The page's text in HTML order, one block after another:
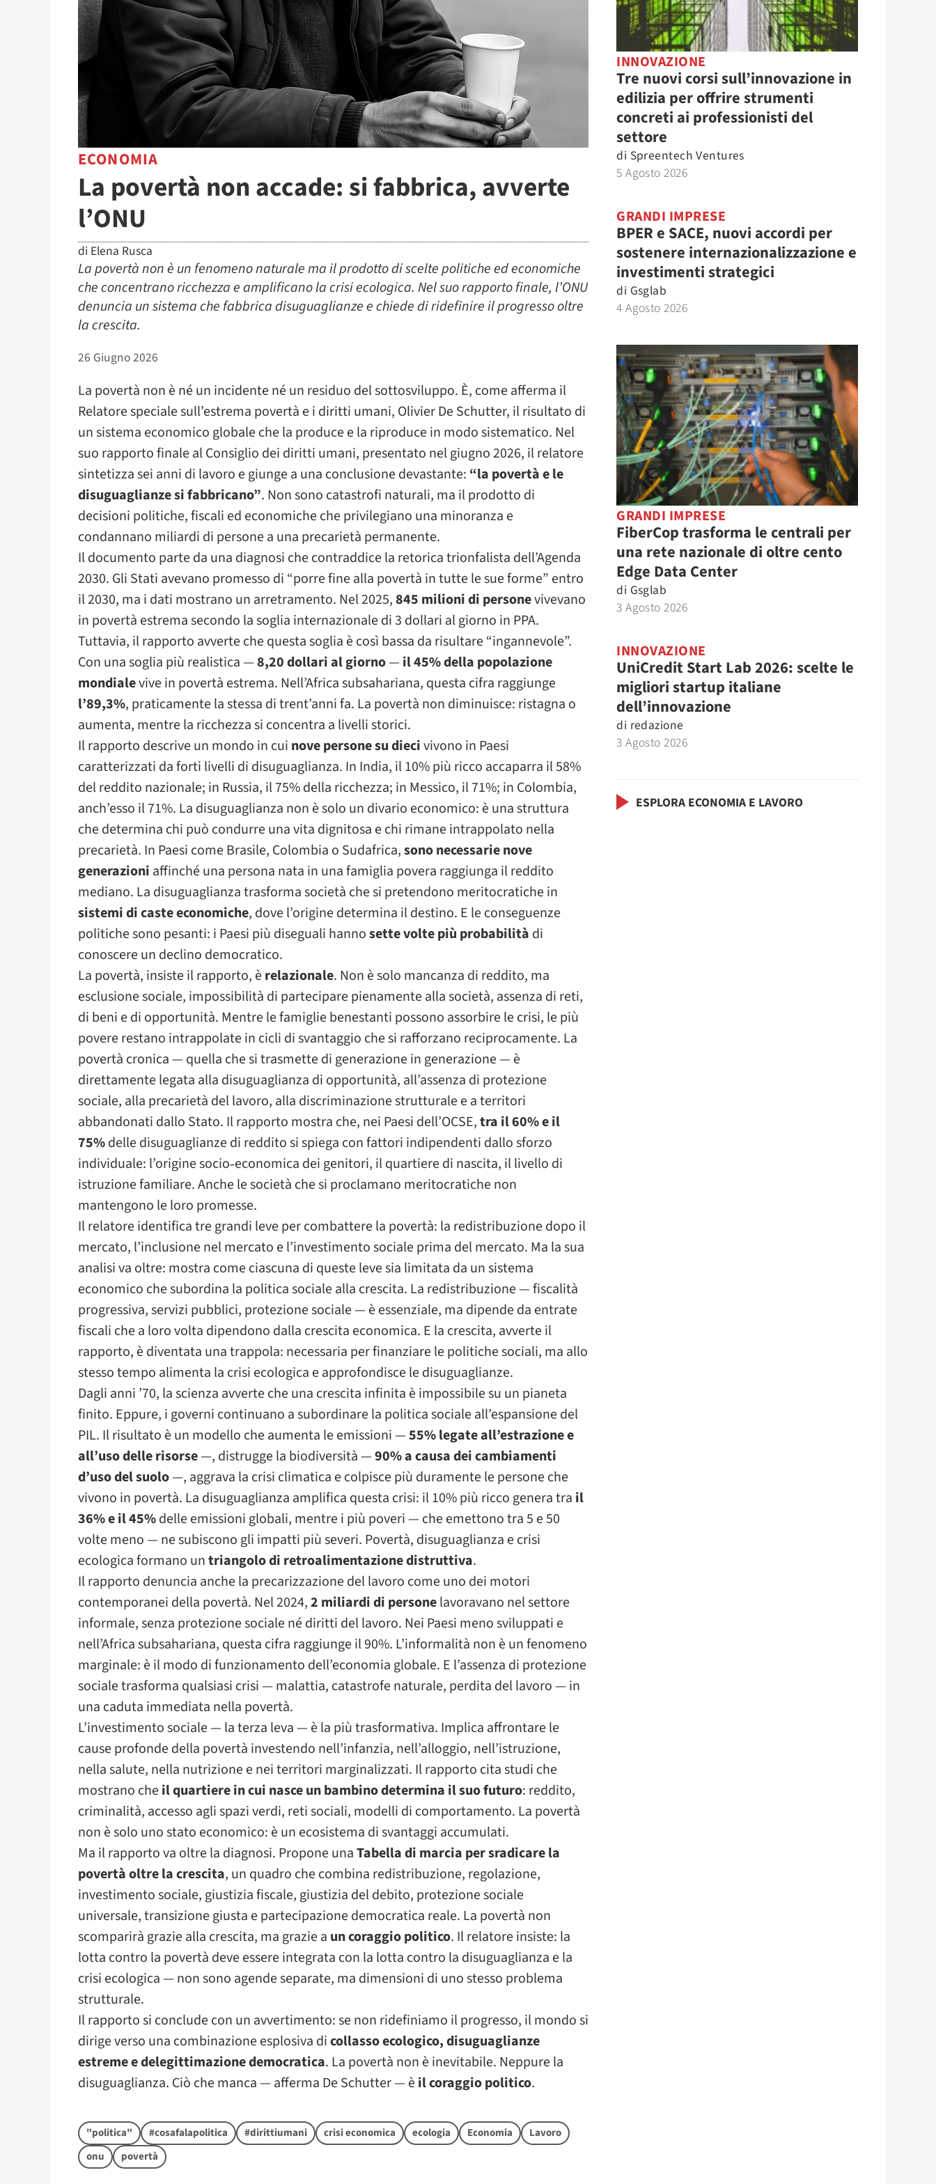
ECONOMIA
La povertà non accade: si fabbrica, avverte
l’ONU
di Elena Rusca
La povertà non è un fenomeno naturale ma il prodotto di scelte politiche ed economiche
che concentrano ricchezza e amplificano la crisi ecologica. Nel suo rapporto finale, l’ONU
denuncia un sistema che fabbrica disuguaglianze e chiede di ridefinire il progresso oltre
la crescita.
26 Giugno 2026
La povertà non è né un incidente né un residuo del sottosviluppo. È, come afferma il
Relatore speciale sull’estrema povertà e i diritti umani, Olivier De Schutter, il risultato di
un sistema economico globale che la produce e la riproduce in modo sistematico. Nel
suo rapporto finale al Consiglio dei diritti umani, presentato nel giugno 2026, il relatore
sintetizza sei anni di lavoro e giunge a una conclusione devastante: “la povertà e le
disuguaglianze si fabbricano”. Non sono catastrofi naturali, ma il prodotto di
decisioni politiche, fiscali ed economiche che privilegiano una minoranza e
condannano miliardi di persone a una precarietà permanente.
Il documento parte da una diagnosi che contraddice la retorica trionfalista dell’Agenda
2030. Gli Stati avevano promesso di “porre fine alla povertà in tutte le sue forme” entro
il 2030, ma i dati mostrano un arretramento. Nel 2025,845 milioni di personevivevano
in povertà estrema secondo la soglia internazionale di 3 dollari al giorno in PPA.
Tuttavia, il rapporto avverte che questa soglia è così bassa da risultare “ingannevole”.
Con una soglia più realistica —8,20 dollari al giorno— il 45% della popolazione
mondialevive in povertà estrema. Nell’Africa subsahariana, questa cifra raggiunge
l’89,3%, praticamente la stessa di trent’anni fa. La povertà non diminuisce: ristagna o
aumenta, mentre la ricchezza si concentra a livelli storici.
Il rapporto descrive un mondo in cui nove persone su diecivivono in Paesi
caratterizzati da forti livelli di disuguaglianza. In India, il 10% più ricco accaparra il 58%
del reddito nazionale; in Russia, il 75% della ricchezza; in Messico, il 71%; in Colombia,
anch’esso il 71%. La disuguaglianza non è solo un divario economico: è una struttura
che determina chi può condurre una vita dignitosa e chi rimane intrappolato nella
precarietà. In Paesi come Brasile, Colombia o Sudafrica,sono necessarie nove
generazioni affinché una persona nata in una famiglia povera raggiunga il reddito
mediano. La disuguaglianza trasforma società che si pretendono meritocratiche in
sistemi di caste economiche, dove l’origine determina il destino. E le conseguenze
politiche sono pesanti: i Paesi più diseguali hannosette volte più probabilità di
conoscere un declino democratico.
La povertà, insiste il rapporto, èrelazionale. Non è solo mancanza di reddito, ma
esclusione sociale, impossibilità di partecipare pienamente alla società, assenza di reti,
di beni e di opportunità. Mentre le famiglie benestanti possono assorbire le crisi, le più
povere restano intrappolate in cicli di svantaggio che si rafforzano reciprocamente. La
povertà cronica — quella che si trasmette di generazione in generazione — è
direttamente legata alla disuguaglianza di opportunità, all’assenza di protezione
sociale, alla precarietà del lavoro, alla discriminazione strutturale e a territori
abbandonati dallo Stato. Il rapporto mostra che, nei Paesi dell’OCSE,tra il 60% e il
75%delle disuguaglianze di reddito si spiega con fattori indipendenti dallo sforzo
individuale: l’origine socio‑economica dei genitori, il quartiere di nascita, il livello di
istruzione familiare. Anche le società che si proclamano meritocratiche non
mantengono le loro promesse.
Il relatore identifica tre grandi leve per combattere la povertà: la redistribuzione dopo il
mercato, l’inclusione nel mercato e l’investimento sociale prima del mercato. Ma la sua
analisi va oltre: mostra come ciascuna di queste leve sia limitata da un sistema
economico che subordina la politica sociale alla crescita. La redistribuzione — fiscalità
progressiva, servizi pubblici, protezione sociale — è essenziale, ma dipende da entrate
fiscali che a loro volta dipendono dalla crescita economica. E la crescita, avverte il
rapporto, è diventata una trappola: necessaria per finanziare le politiche sociali, ma allo
stesso tempo alimenta la crisi ecologica e approfondisce le disuguaglianze.
Dagli anni ’70, la scienza avverte che una crescita infinita è impossibile su un pianeta
finito. Eppure, i governi continuano a subordinare la politica sociale all’espansione del
PIL. Il risultato è un modello che aumenta le emissioni —55% legate all’estrazione e
all’uso delle risorse—, distrugge la biodiversità —90% a causa dei cambiamenti
d’uso del suolo—, aggrava la crisi climatica e colpisce più duramente le persone che
vivono in povertà. La disuguaglianza amplifica questa crisi: il 10% più ricco genera tra il
36% e il 45%delle emissioni globali, mentre i più poveri — che emettono tra 5 e 50
volte meno — ne subiscono gli impatti più severi. Povertà, disuguaglianza e crisi
ecologica formano untriangolo di retroalimentazione distruttiva.
Il rapporto denuncia anche la precarizzazione del lavoro come uno dei motori
contemporanei della povertà. Nel 2024,2 miliardi di personelavoravano nel settore
informale, senza protezione sociale né diritti del lavoro. Nei Paesi meno sviluppati e
nell’Africa subsahariana, questa cifra raggiunge il 90%. L’informalità non è un fenomeno
marginale: è il modo di funzionamento dell’economia globale. E l’assenza di protezione
sociale trasforma qualsiasi crisi — malattia, catastrofe naturale, perdita del lavoro — in
una caduta immediata nella povertà.
L’investimento sociale — la terza leva — è la più trasformativa. Implica affrontare le
cause profonde della povertà investendo nell’infanzia, nell’alloggio, nell’istruzione,
nella salute, nella nutrizione e nei territori marginalizzati. Il rapporto cita studi che
mostrano cheil quartiere in cui nasce un bambino determina il suo futuro: reddito,
criminalità, accesso agli spazi verdi, reti sociali, modelli di comportamento. La povertà
non è solo uno stato economico: è un ecosistema di svantaggi accumulati.
Ma il rapporto va oltre la diagnosi. Propone unaTabella di marcia per sradicare la
povertà oltre la crescita, un quadro che combina redistribuzione, regolazione,
investimento sociale, giustizia fiscale, giustizia del debito, protezione sociale
universale, transizione giusta e partecipazione democratica reale. La povertà non
scomparirà grazie alla crescita, ma grazie a un coraggio politico. Il relatore insiste: la
lotta contro la povertà deve essere integrata con la lotta contro la disuguaglianza e la
crisi ecologica — non sono agende separate, ma dimensioni di uno stesso problema
strutturale.
Il rapporto si conclude con un avvertimento: se non ridefiniamo il progresso, il mondo si
dirige verso una combinazione esplosiva dicollasso ecologico, disuguaglianze
estreme e delegittimazione democratica. La povertà non è inevitabile. Neppure la
disuguaglianza. Ciò che manca — afferma De Schutter — èil coraggio politico.
"politica" #cosafalapolitica #dirittiumani crisi economica ecologia Economia
Lavoro
onu
povertà
INNOVAZIONE
Tre nuovi corsi sull’innovazione in
edilizia per offrire strumenti
concreti ai professionisti del
settore
di Spreentech Ventures
5 Agosto 2026
GRANDI IMPRESE
BPER e SACE, nuovi accordi per
sostenere internazionalizzazione e
investimenti strategici
di Gsglab
4 Agosto 2026
GRANDI IMPRESE
FiberCop trasforma le centrali per
una rete nazionale di oltre cento
Edge Data Center
di Gsglab
3 Agosto 2026
INNOVAZIONE
UniCredit Start Lab 2026: scelte le
migliori startup italiane
dell’innovazione
di redazione
3 Agosto 2026
ESPLORA ECONOMIA E LAVORO